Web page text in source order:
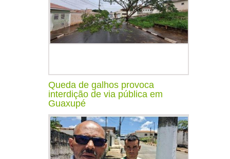
Queda de galhos provoca
interdição de via pública em
Guaxupé